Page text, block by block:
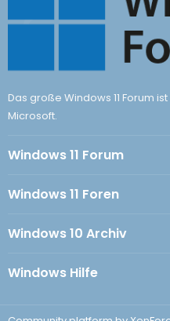
Das große Windows 11 Forum ist
Microsoft.
Windows 11 Forum
Windows 11 Foren
Windows 10 Archiv
Windows Hilfe